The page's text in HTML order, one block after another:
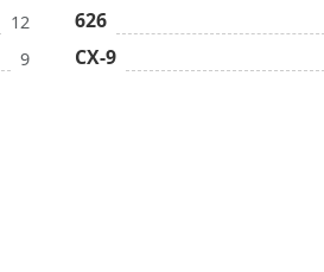
12
9
626
CX-9